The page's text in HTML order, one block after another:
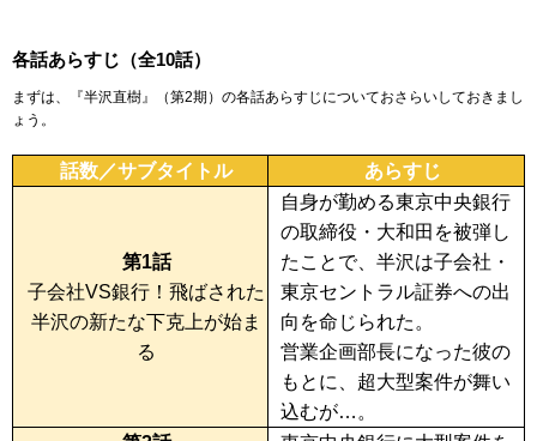
各話あらすじ（全10話）
まずは、『半沢直樹』（第2期）の各話あらすじについておさらいしておきまし
ょう。
話数／サブタイトル あらすじ
第1話
子会社VS銀行！飛ばされた
半沢の新たな下克上が始ま
る
自身が勤める東京中央銀行
の取締役・大和田を被弾し
たことで、半沢は子会社・
東京セントラル証券への出
向を命じられた。
営業企画部長になった彼の
もとに、超大型案件が舞い
込むが…。